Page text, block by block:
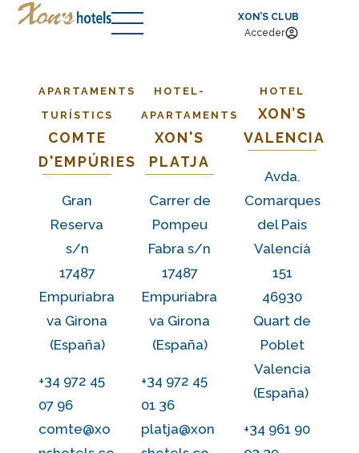
XON’S CLUB
Acceder
APARTAMENTS
TURÍSTICS
COMTE
D'EMPÚRIES
Gran
Reserva
s/n
17487
Empuriabra
va Girona
(España)
+34 972 45
07 96
comte@xo
HOTEL-
APARTAMENTS
XON'S
PLATJA
Carrer de
Pompeu
Fabra s/n
17487
Empuriabra
va Girona
(España)
+34 972 45
01 36
platja@xon
HOTEL
XON’S
VALENCIA
Avda.
Comarques
del Pais
Valencià
151
46930
Quart de
Poblet
Valencia
(España)
+34 961 90